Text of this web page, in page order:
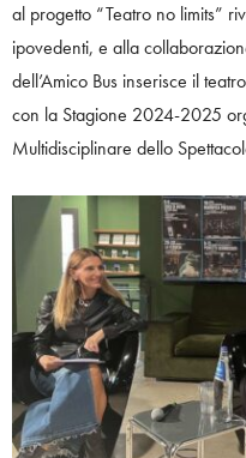
al progetto “Teatro no limits”
ipovedenti, e alla
dell’Amico Bus inserisce il
con la Stagione 2024-2025
Multidisciplinare dello